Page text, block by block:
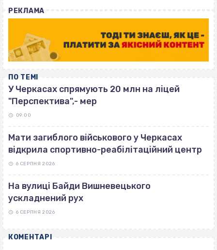
РЕКЛАМА
ПО ТЕМІ
У Черкасах спрямують 20 млн на ліцей
"Перспектива",- мер
09:00
Мати загиблого військового у Черкасах
відкрила спортивно-реабілітаційний центр
6 СЕРПНЯ 2026
На вулиці Байди Вишневецького
ускладнений рух
6 СЕРПНЯ 2026
КОМЕНТАРІ